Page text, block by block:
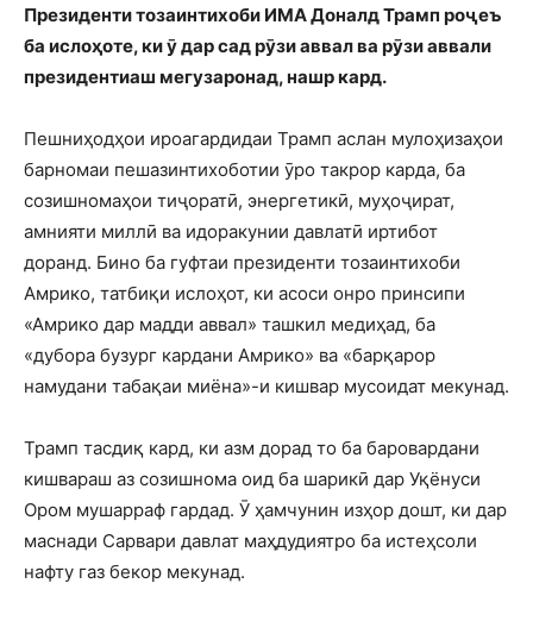
Президенти тозаинтихоби ИМА Доналд Трамп роҷеъ
ба ислоҳоте, ки ӯ дар сад рӯзи аввал ва рӯзи аввали
президентиаш мегузаронад, нашр кард.
Пешниҳодҳои ироагардидаи Трамп аслан мулоҳизаҳои
барномаи пешазинтихоботии ӯро такрор карда, ба
созишномаҳои тиҷоратӣ, энергетикӣ, муҳоҷират,
амнияти миллӣ ва идоракунии давлатӣ иртибот
доранд. Бино ба гуфтаи президенти тозаинтихоби
Амрико, татбиқи ислоҳот, ки асоси онро принсипи
«Амрико дар мадди аввал» ташкил медиҳад, ба
«дубора бузург кардани Амрико» ва «барқарор
намудани табақаи миёна»-и кишвар мусоидат мекунад.
Трамп тасдиқ кард, ки азм дорад то ба баровардани
кишвараш аз созишнома оид ба шарикӣ дар Уқёнуси
Ором мушарраф гардад. Ӯ ҳамчунин изҳор дошт, ки дар
маснади Сарвари давлат маҳдудиятро ба истеҳсоли
нафту газ бекор мекунад.